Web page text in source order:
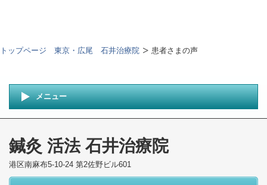
トップページ 東京・広尾 石井治療院 患者さまの声
メニュー
鍼灸 活法 石井治療院
港区南麻布5-10-24 第2佐野ビル601